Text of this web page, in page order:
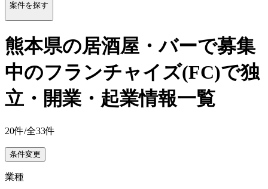
案件を探す
熊本県の居酒屋・バーで募集
中のフランチャイズ(FC)で独
立・開業・起業情報一覧
20件/全33件
条件変更
業種